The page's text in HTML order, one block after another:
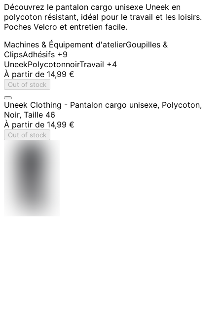
Découvrez le pantalon cargo unisexe Uneek en
polycoton résistant, idéal pour le travail et les loisirs.
Poches Velcro et entretien facile.
Machines & Équipement d'atelierGoupilles &
ClipsAdhésifs +9
UneekPolycotonnoirTravail +4
À partir de 14,99 €
Out of stock
Uneek Clothing - Pantalon cargo unisexe, Polycoton,
Noir, Taille 46
À partir de 14,99 €
Out of stock